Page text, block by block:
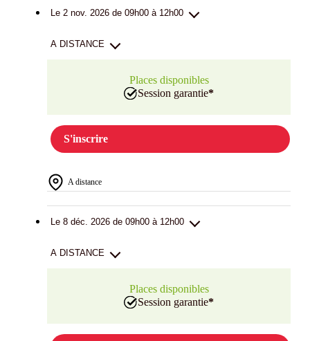
Le 2 nov. 2026 de 09h00 à 12h00
A DISTANCE
Places disponibles
Session garantie*
S'inscrire
A distance
Le 8 déc. 2026 de 09h00 à 12h00
A DISTANCE
Places disponibles
Session garantie*